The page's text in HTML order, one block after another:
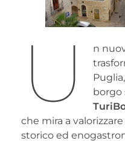
U
n
borgo
che mira a
storico ed